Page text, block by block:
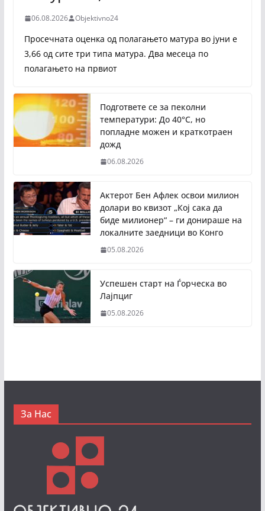
06.08.2026 Objektivno24
Просечната оценка од полагањето матура во јуни е
3,66 од сите три типа матура. Два месеца по
полагањето на првиот
Подгответе се за пеколни
температури: До 40°C, но
попладне можен и краткотраен
дожд
06.08.2026
Актерот Бен Афлек освои милион
долари во квизот „Кој сака да
биде милионер“ – ги донираше на
локалните заедници во Конго
05.08.2026
Успешен старт на Ѓорческа во
Лајпциг
05.08.2026
За Нас